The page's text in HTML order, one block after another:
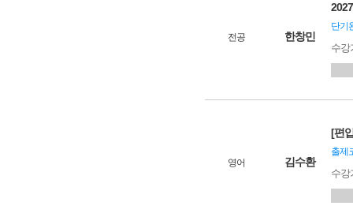
전공 한창민
단기
수
영어 김수환
[편
출제
수